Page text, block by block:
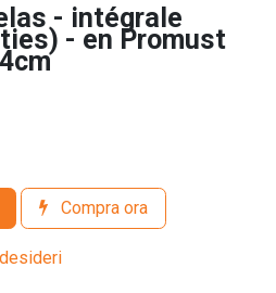
- intégrale
- en Promust
Compra ora